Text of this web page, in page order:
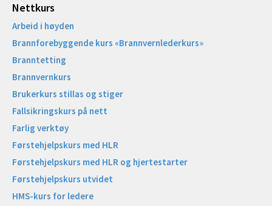
Nettkurs
Arbeid i høyden
Brannforebyggende kurs «Brannvernlederkurs»
Branntetting
Brannvernkurs
Brukerkurs stillas og stiger
Fallsikringskurs på nett
Farlig verktøy
Førstehjelpskurs med HLR
Førstehjelpskurs med HLR og hjertestarter
Førstehjelpskurs utvidet
HMS-kurs for ledere